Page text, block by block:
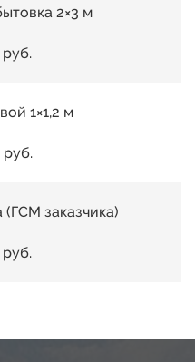
2×3 м
1×1,2 м
(ГСМ заказчика)
00
01
02
03